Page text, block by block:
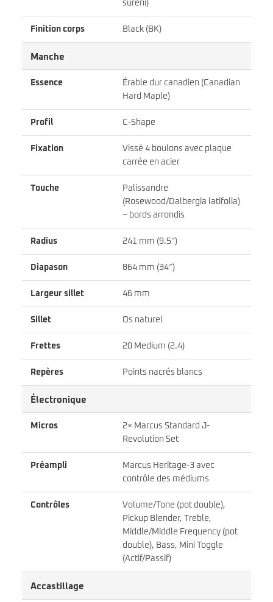
sureni)
Finition corps Black (BK)
Manche
Essence
Érable dur canadien (Canadian
Hard Maple)
Profil C-Shape
Fixation
Vissé 4 boulons avec plaque
carrée en acier
Touche
Palissandre
(Rosewood/Dalbergia latifolia)
– bords arrondis
Radius 241 mm (9.5″)
Diapason 864 mm (34″)
Largeur sillet 46 mm
Sillet Os naturel
Frettes 20 Medium (2.4)
Repères Points nacrés blancs
Électronique
Micros
2× Marcus Standard J-
Revolution Set
Préampli
Marcus Heritage-3 avec
contrôle des médiums
Contrôles
Volume/Tone (pot double),
Pickup Blender, Treble,
Middle/Middle Frequency (pot
double), Bass, Mini Toggle
(Actif/Passif)
Accastillage